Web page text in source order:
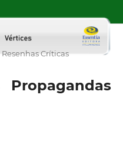
Resenhas Críticas